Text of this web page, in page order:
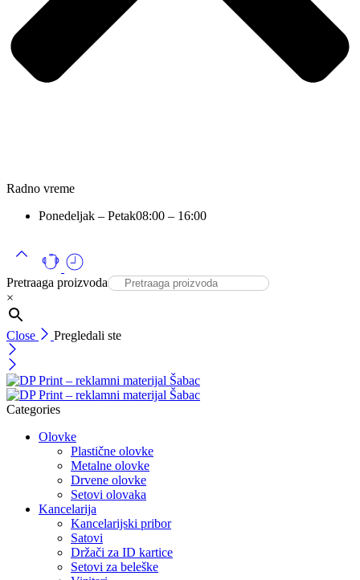
Radno vreme
Ponedeljak – Petak08:00 – 16:00
Pretraaga proizvoda
×
Close Pregledali ste
Categories
Olovke
Plastične olovke
Metalne olovke
Drvene olovke
Setovi olovaka
Kancelarija
Kancelarijski pribor
Satovi
Držači za ID kartice
Setovi za beleške